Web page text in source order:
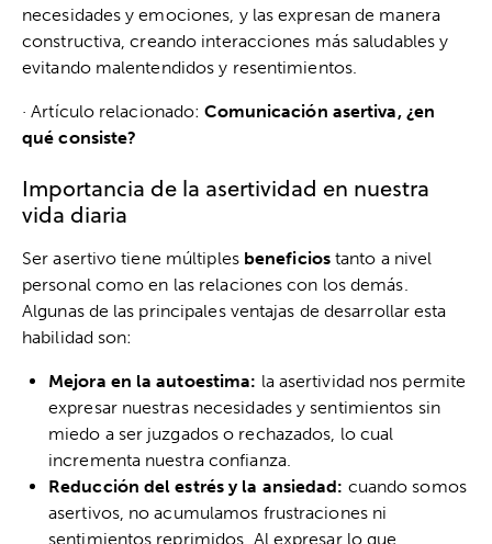
necesidades y emociones, y las expresan de manera
constructiva, creando interacciones más saludables y
evitando malentendidos y resentimientos.
· Artículo relacionado:Comunicación asertiva, ¿en
qué consiste?
Importancia de la asertividad en nuestra
vida diaria
Ser asertivo tiene múltiples beneficiostanto a nivel
personal como en las relaciones con los demás.
Algunas de las principales ventajas de desarrollar esta
habilidad son:
Mejora en la autoestima: la asertividad nos permite
expresar nuestras necesidades y sentimientos sin
miedo a ser juzgados o rechazados, lo cual
incrementa nuestra confianza.
Reducción del estrés y la ansiedad: cuando somos
asertivos, no acumulamos frustraciones ni
sentimientos reprimidos. Al expresar lo que